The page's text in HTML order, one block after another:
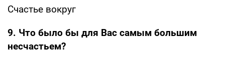
Счастье вокруг
9. Что было бы для Вас самым большим
несчастьем?